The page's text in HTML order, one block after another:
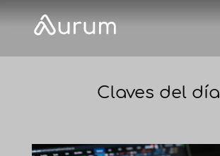
Claves del día